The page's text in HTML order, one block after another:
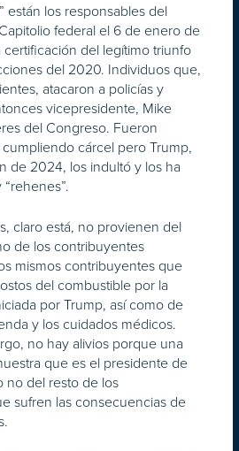
están los responsables del
federal el 6 de enero de
certificación del legítimo triunfo
del 2020. Individuos que,
atacaron a policías y
vicepresidente, Mike
del Congreso. Fueron
cárcel pero Trump,
de 2024, los indultó y los ha
“rehenes”.
claro está, no provienen del
de los contribuyentes
mismos contribuyentes que
del combustible por la
por Trump, así como de
y los cuidados médicos.
no hay alivios porque una
que es el presidente de
no del resto de los
sufren las consecuencias de